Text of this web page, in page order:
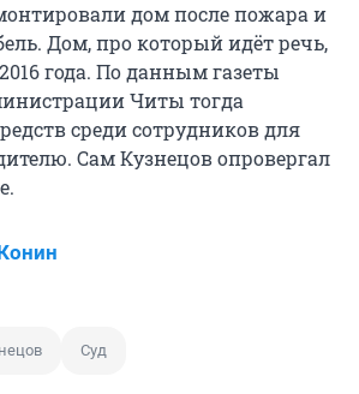
дом после пожара и
Дом, про который идёт речь,
года. По данным газеты
Читы тогда
среди сотрудников для
Сам Кузнецов опровергал
Суд